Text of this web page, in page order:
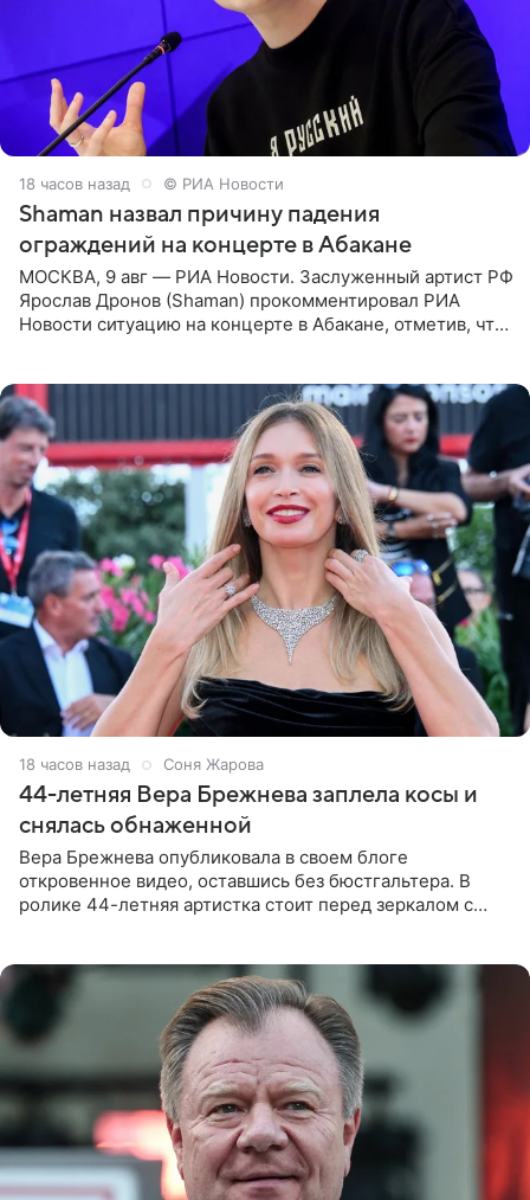
18 часов назад © РИА Новости
Shaman назвал причину падения
ограждений на концерте в Абакане
МОСКВА, 9 авг — РИА Новости. Заслуженный артист РФ
Ярослав Дронов (Shaman) прокомментировал РИА
Новости ситуацию на концерте в Абакане, отметив, что
18 часов назад Соня Жарова
44-летняя Вера Брежнева заплела косы и
снялась обнаженной
Вера Брежнева опубликовала в своем блоге
откровенное видео, оставшись без бюстгальтера. В
ролике 44-летняя артистка стоит перед зеркалом с